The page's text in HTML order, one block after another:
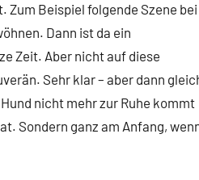
Zum Beispiel folgende Szene bei
Dann ist da ein
Zeit. Aber nicht auf diese
Sehr klar – aber dann
nicht mehr zur Ruhe kommt
Sondern ganz am Anfang,